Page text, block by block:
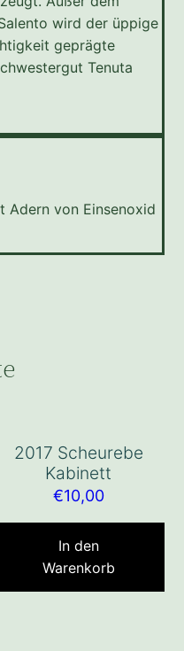
wird der üppige
geprägte
Tenuta
Adern von Einsenoxid
2017 Scheurebe
Kabinett
€10,00
In den
Warenkorb